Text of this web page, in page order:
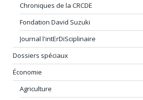
Chroniques de la CRCDE
Fondation David Suzuki
Journal l'intErDiSciplinaire
Dossiers spéciaux
Économie
Agriculture